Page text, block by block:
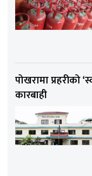
पोखरामा प्रहरीको
कारबाही